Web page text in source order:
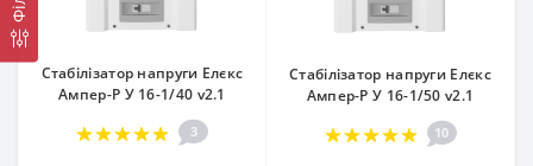
Стабілізатор напруги Елєкс
Ампер-Р У 16-1/40 v2.1
3
Стабілізатор напруги Елєкс
Ампер-Р У 16-1/50 v2.1
10